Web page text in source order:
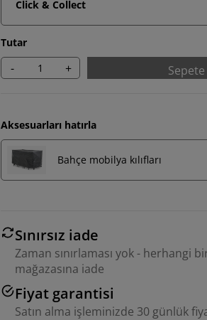
Click & Collect
Tutar
- +
Aksesuarları hatırla
Bahçe mobilya kılıfları
Sınırsız iade
Zaman sınırlaması yok - herhangi
mağazasına iade
Fiyat garantisi
Satın alma işleminizde 30 günlük